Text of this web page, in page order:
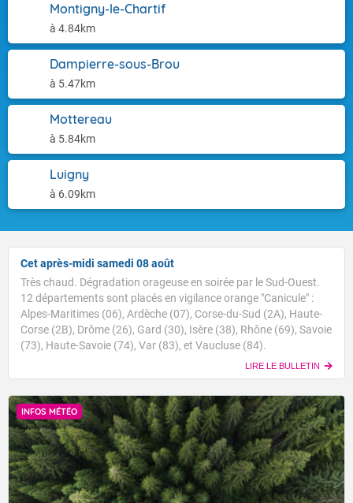
Montigny-le-Chartif
à 4.84km
Dampierre-sous-Brou
à 5.47km
Mottereau
à 5.84km
Luigny
à 6.09km
Cet après-midi samedi 08 août
Très chaud. Dégradation orageuse en soirée par le Sud-Ouest.
12 départements sont placés en vigilance orange "Canicule" :
Alpes-Maritimes (06), Ardèche (07), Corse-du-Sud (2A), Haute-
Corse (2B), Drôme (26), Gard (30), Isère (38), Rhône (69), Savoie
(73), Haute-Savoie (74), Var (83), et Vaucluse (84).
LIRE LE BULLETIN
INFOS MÉTÉO